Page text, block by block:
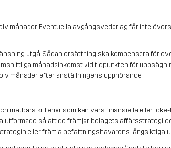
månader. Eventuella avgångsvederlag får inte
utgå. Sådan ersättning ska kompensera för
månadsinkomst vid tidpunkten för
månader efter anställningens upphörande.
mätbara kriterier som kan vara finansiella eller
så att de främjar bolagets affärsstrategi
eller främja befattningshavarens långsiktiga